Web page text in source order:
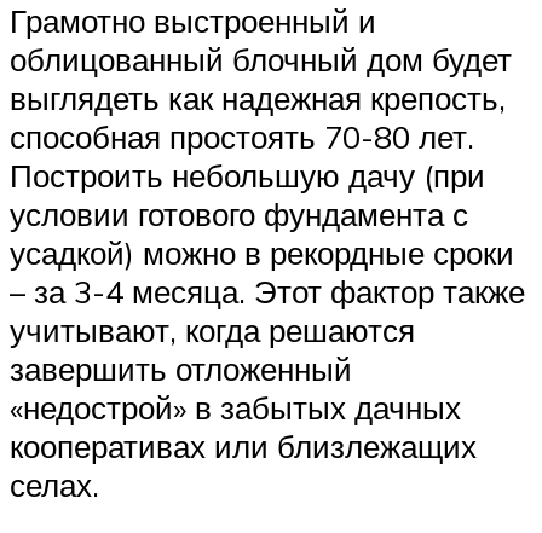
Грамотно выстроенный и
облицованный блочный дом будет
выглядеть как надежная крепость,
способная простоять 70-80 лет.
Построить небольшую дачу (при
условии готового фундамента с
усадкой) можно в рекордные сроки
– за 3-4 месяца. Этот фактор также
учитывают, когда решаются
завершить отложенный
«недострой» в забытых дачных
кооперативах или близлежащих
селах.